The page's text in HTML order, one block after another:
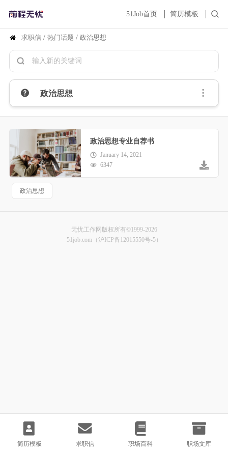
51Job首页 简历模板
简历模板 求职信 职场百科 职场文库
求职信 / 热门话题 / 政治思想
政治思想
政治思想专业自荐书
January 14, 2021
6347
政治思想
无忧工作网版权所有©1999-2026
51job.com（沪ICP备12015550号-5）